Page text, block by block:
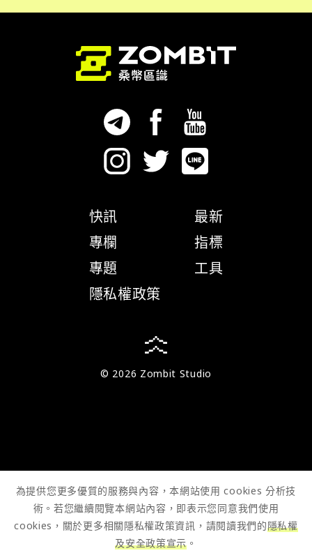
快訊
專欄
專題
隱私權政策
最新
指標
工具
© 2026 Zombit Studio
為提供您更多優質的服務與內容，本網站使用 cookies 分析技
術。若您繼續閱覽本網站內容，即表示您同意我們使用
cookies，關於更多相關隱私權政策資訊，請閱讀我們的隱私權
及安全政策宣示 。